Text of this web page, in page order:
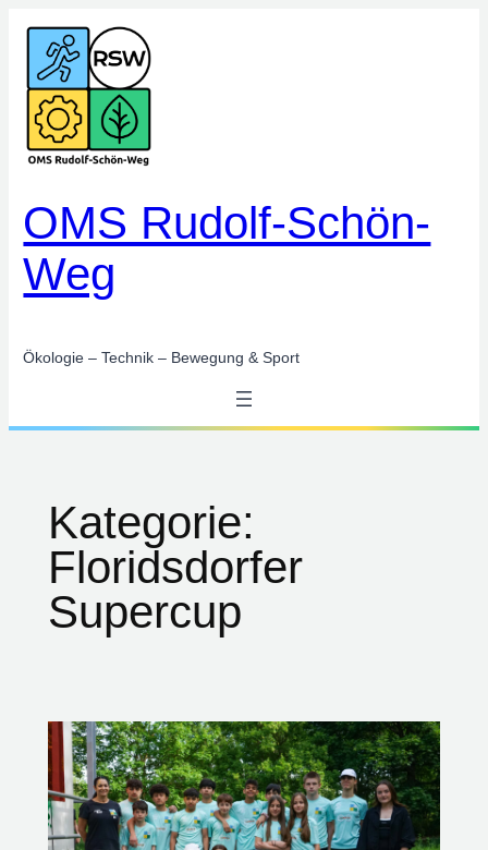
Zum
Inhalt
springen
OMS Rudolf-Schön-
Weg
Ökologie – Technik – Bewegung & Sport
Kategorie:
Floridsdorfer
Supercup